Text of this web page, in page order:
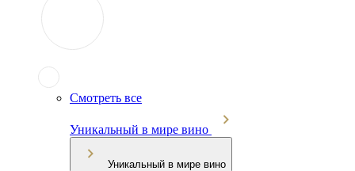
Смотреть все
Уникальный в мире вино
Уникальный в мире вино